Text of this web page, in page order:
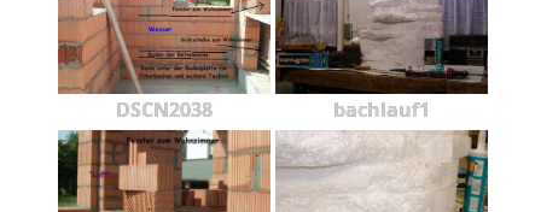
DSCN2038 bachlauf1